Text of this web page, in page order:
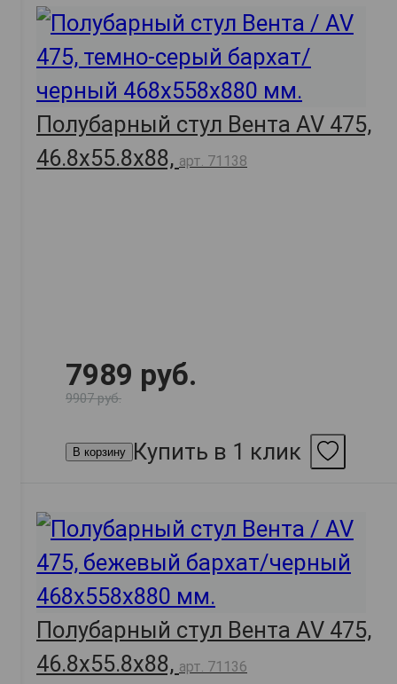
Полубарный стул Вента AV 475,
46.8х55.8х88, арт. 71138
7989 руб.
9907 руб.
В корзину Купить в 1 клик
Полубарный стул Вента AV 475,
46.8х55.8х88, арт. 71136